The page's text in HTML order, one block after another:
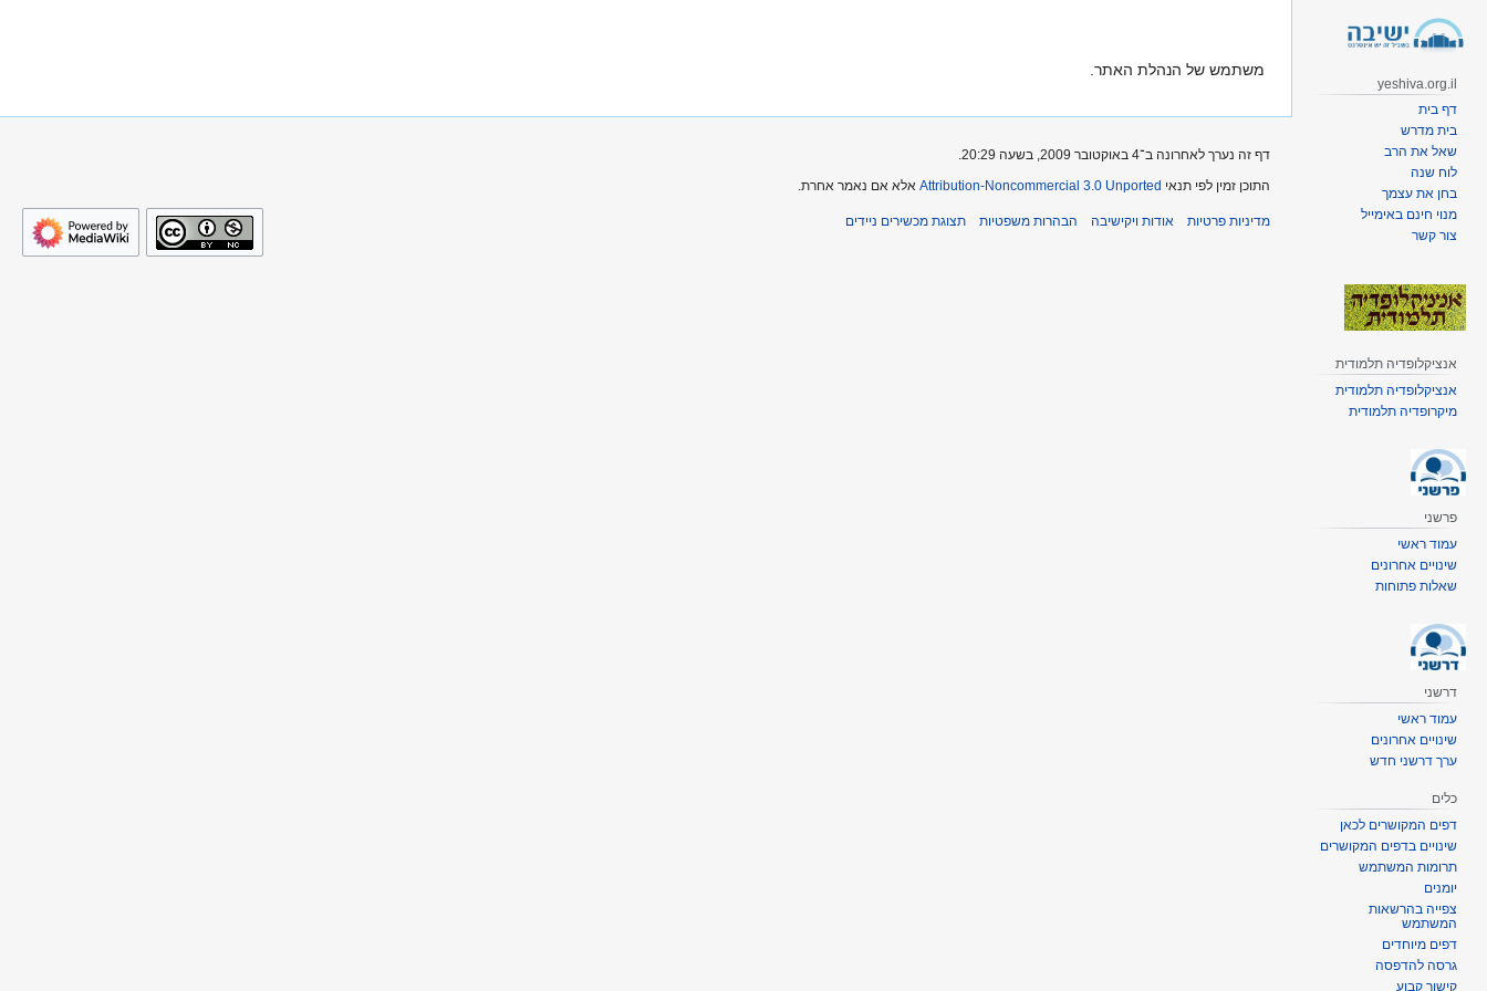
משתמש של הנהלת האתר.
yeshiva.org.il
דף בית
בית מדרש
שאל את הרב
לוח שנה
בחן את עצמך
מנוי חינם באימייל
צור קשר
אנציקלופדיה תלמודית
אנציקלופדיה תלמודית
מיקרופדיה תלמודית
פרשני
עמוד ראשי
שינויים אחרונים
שאלות פתוחות
דרשני
עמוד ראשי
שינויים אחרונים
ערך דרשני חדש
כלים
דפים המקושרים לכאן
שינויים בדפים המקושרים
תרומות המשתמש
יומנים
צפייה בהרשאות
המשתמש
דפים מיוחדים
גרסה להדפסה
קישור קבוע
דף זה נערך לאחרונה ב־4 באוקטובר 2009, בשעה 20:29.
התוכן זמין לפי תנאי Attribution-Noncommercial 3.0 Unported אלא אם נאמר אחרת.
מדיניות פרטיות אודות ויקישיבה הבהרות משפטיות תצוגת מכשירים ניידים